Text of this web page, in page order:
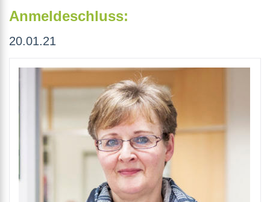
Anmeldeschluss:
20.01.21